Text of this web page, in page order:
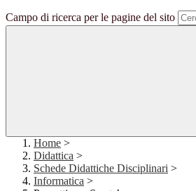
Campo di ricerca per le pagine del sito
Home >
Didattica >
Schede Didattiche Disciplinari >
Informatica >